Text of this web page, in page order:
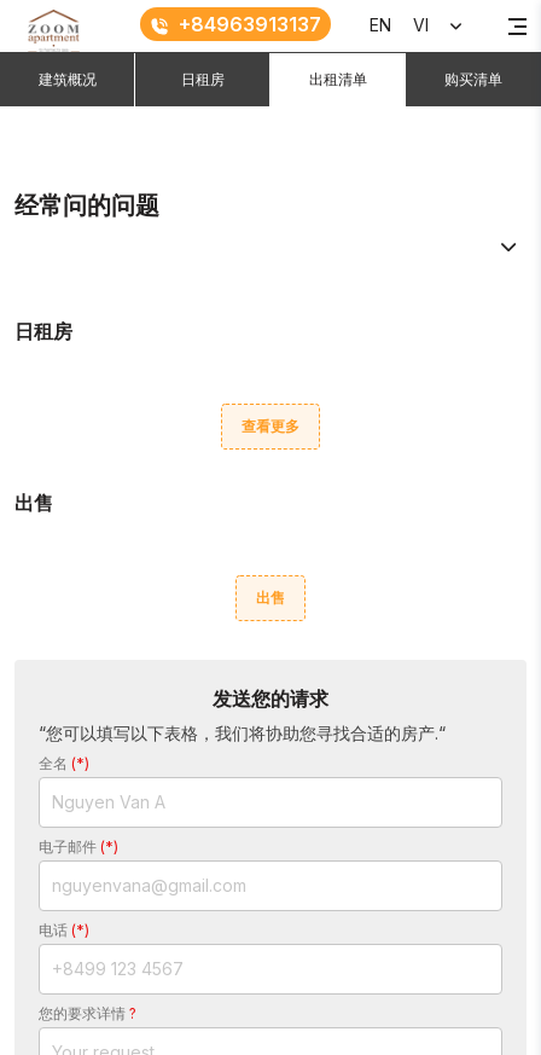
+84963913137 EN VI
建筑概况 日租房 出租清单 购买清单
经常问的问题
日租房
查看更多
出售
出售
发送您的请求
“您可以填写以下表格，我们将协助您寻找合适的房产.“
全名 (*)
电子邮件 (*)
电话 (*)
您的要求详情 ?